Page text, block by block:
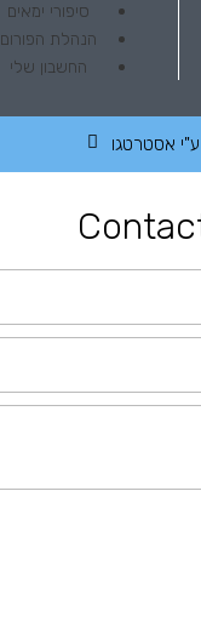
סיפורי ימאים
הנהלת הפורום
החשבון שלי
אסטרטגו